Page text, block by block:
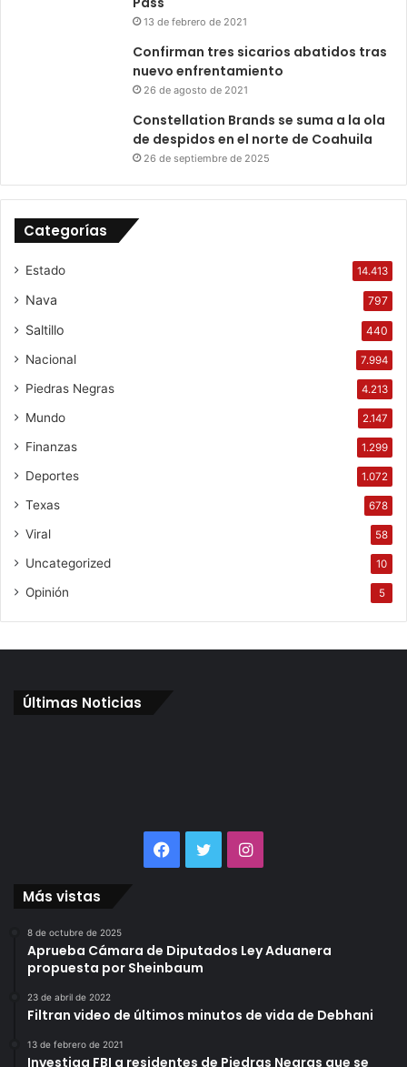
13 de febrero de 2021
Confirman tres sicarios abatidos tras
nuevo enfrentamiento
26 de agosto de 2021
Constellation Brands se suma a la ola
de despidos en el norte de Coahuila
26 de septiembre de 2025
Categorías
Estado 14.413
Nava 797
Saltillo 440
Nacional 7.994
Piedras Negras 4.213
Mundo 2.147
Finanzas 1.299
Deportes 1.072
Texas 678
Viral 58
Uncategorized 10
Opinión 5
Últimas Noticias
Facebook
TwitterInstagram
Más vistas
8 de octubre de 2025
Aprueba Cámara de Diputados Ley Aduanera
propuesta por Sheinbaum
23 de abril de 2022
Filtran video de últimos minutos de vida de Debhani
13 de febrero de 2021
Investiga FBI a residentes de Piedras Negras que se